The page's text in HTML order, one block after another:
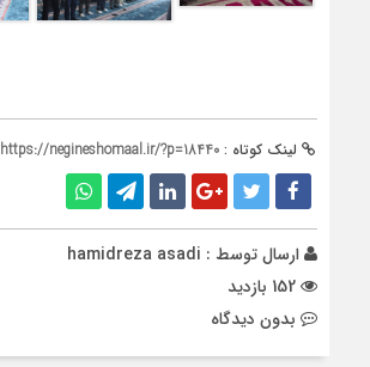
لینک کوتاه : https://negineshomaal.ir/?p=18440
ارسال توسط : hamidreza asadi
بدون دیدگاه